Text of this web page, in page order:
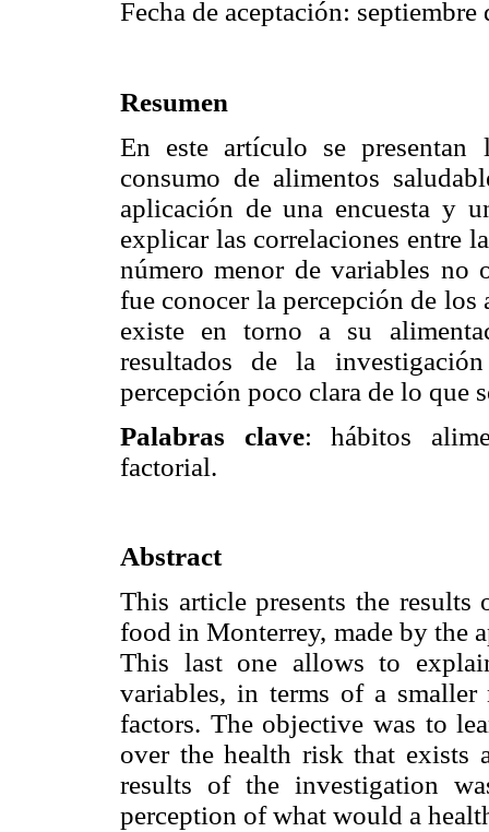
Fecha de aceptación: septiembre
Resumen
En este artículo se presentan
consumo de alimentos
aplicación de una encuesta y
explicar las correlaciones entre
número menor de variables no
fue conocer la percepción de los
existe en torno a su
resultados de la
percepción poco clara de lo que
Palabras clave: hábitos
factorial.
Abstract
This article presents the
food in Monterrey, made by the
This last one allows to
variables, in terms of a
factors. The objective was to
over the health risk that exists
results of the investigation
perception of what would a